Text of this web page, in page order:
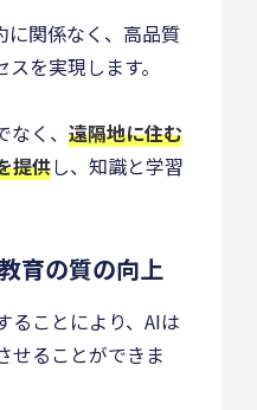
に関係なく、高品質
を実現します。
く、 遠隔地に住む
提供し、知識と学習
育の質の向上
ることにより、AIは
せることができま